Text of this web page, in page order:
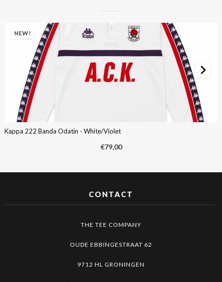
NEW!
Kappa 222 Banda Odatin - White/Violet
€79,00
CONTACT
THE TEE COMPANY
OUDE EBBINGESTRAAT 62
9712 HL GRONINGEN